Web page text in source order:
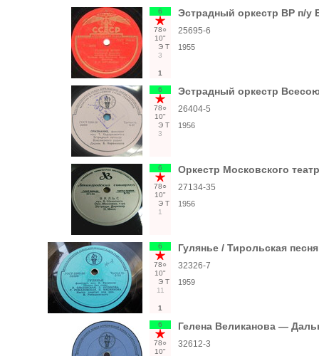
6
78○
10"
Э Т
3
1
Эстрадный оркестр ВР п/
25695-6
1955
6
78○
10"
Э Т
3
Эстрадный оркестр
26404-5
1956
6
78○
10"
Э Т
1
Оркестр Московского
27134-35
1956
6
78○
10"
Э Т
11
1
Гулянье / Тирольская песня
32326-7
1959
6
78○
10"
Гелена Великанова —
32612-3